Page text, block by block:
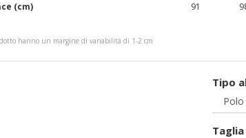
(cm) 91
hanno un margine di variabilità di 1-2 cm
Tipo
Taglia